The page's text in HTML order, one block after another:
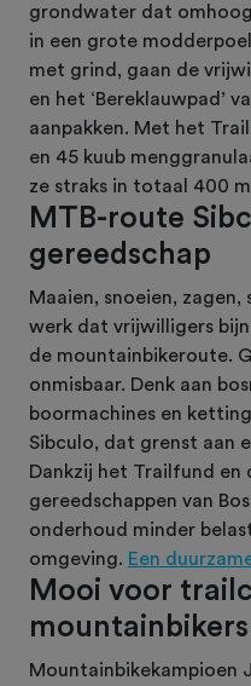
grondwater dat
in een grote
met grind, gaan de
en het ‘Bereklauwpad’
aanpakken. Met het
en 45 kuub
ze straks in totaal 400
MTB-route
gereedschap
Maaien, snoeien,
werk dat vrijwilligers
de mountainbikeroute.
onmisbaar. Denk aan
boormachines en
Sibculo, dat grenst aan
Dankzij het Trailfund en
gereedschappen van
onderhoud minder
omgeving. Een
Mooi voor
mountainbikers
Mountainbikekampioen